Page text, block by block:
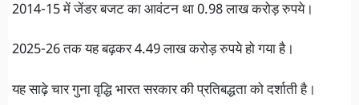
2014-15 में जेंडर बजट का आवंटन था 0.98 लाख करोड़ रुपये।
2025-26 तक यह बढ़कर 4.49 लाख करोड़ रुपये हो गया है।
यह साढ़े चार गुना वृद्धि भारत सरकार की प्रतिबद्धता को दर्शाती है।